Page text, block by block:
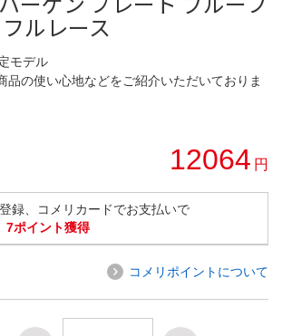
ルレース
モデル
品の使い心地などをご紹介いただいておりま
12064 円
録、コメリカードでお支払いで
7ポイント獲得
コメリポイントについて